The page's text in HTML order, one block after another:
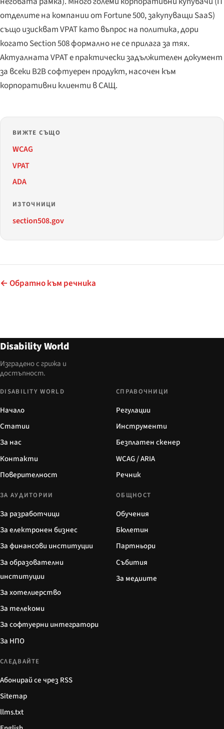
отделите на компании от Fortune 500, закупуващи SaaS)
също изискват VPAT като въпрос на политика, дори
когато Section 508 формално не се прилага за тях.
Актуалната VPAT е практически задължителен документ
за всеки B2B софтуерен продукт, насочен към
корпоративни клиенти в САЩ.
ВИЖТЕ СЪЩО
WCAG
VPAT
ADA
ИЗТОЧНИЦИ
section508.gov
← Обратно към речника
Disability World
Изградено с грижа и
достъпност.
DISABILITY WORLD
Начало
Статии
За нас
Контакти
Поверителност
СПРАВОЧНИЦИ
Регулации
Инструменти
Безплатен скенер
WCAG / ARIA
Речник
ЗА АУДИТОРИИ
За разработчици
За електронен бизнес
За финансови институции
За образователни
институции
За хотелиерство
За телекоми
За софтуерни интегратори
За НПО
ОБЩНОСТ
Обучения
Бюлетин
Партньори
Събития
За медиите
СЛЕДВАЙТЕ
Абонирай се чрез RSS
Sitemap
llms.txt